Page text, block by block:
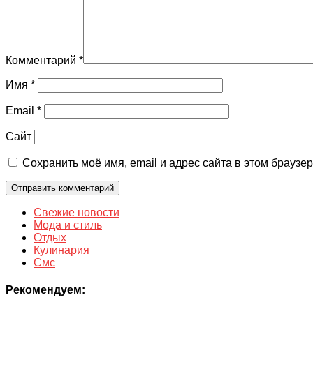
Комментарий *
Имя *
Email *
Сайт
Сохранить моё имя, email и адрес сайта в этом
Свежие новости
Мода и стиль
Отдых
Кулинария
Смс
Рекомендуем: